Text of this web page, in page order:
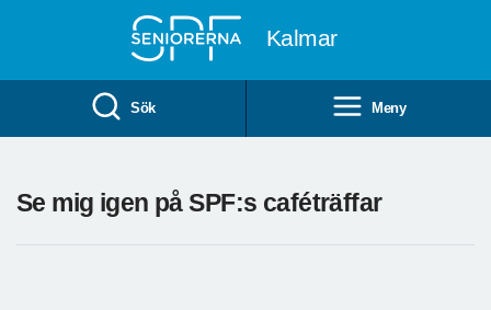
Kalmar
Sök Meny
Se mig igen på SPF:s caféträffar